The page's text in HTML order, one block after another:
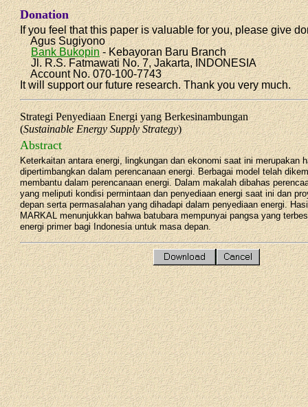
Donation
If you feel that this paper is valuable for you, please give
Agus Sugiyono
Bank Bukopin- Kebayoran Baru Branch
Jl. R.S. Fatmawati No. 7, Jakarta, INDONESIA
Account No. 070-100-7743
It will support our future research. Thank you very much.
Strategi Penyediaan Energi yang Berkesinambungan
(Sustainable Energy Supply Strategy)
Abstract
Keterkaitan antara energi, lingkungan dan ekonomi saat ini merupakan
dipertimbangkan dalam perencanaan energi. Berbagai model telah
membantu dalam perencanaan energi. Dalam makalah dibahas
yang meliputi kondisi permintaan dan penyediaan energi saat ini dan
depan serta permasalahan yang dihadapi dalam penyediaan energi.
MARKAL menunjukkan bahwa batubara mempunyai pangsa yang
energi primer bagi Indonesia untuk masa depan.